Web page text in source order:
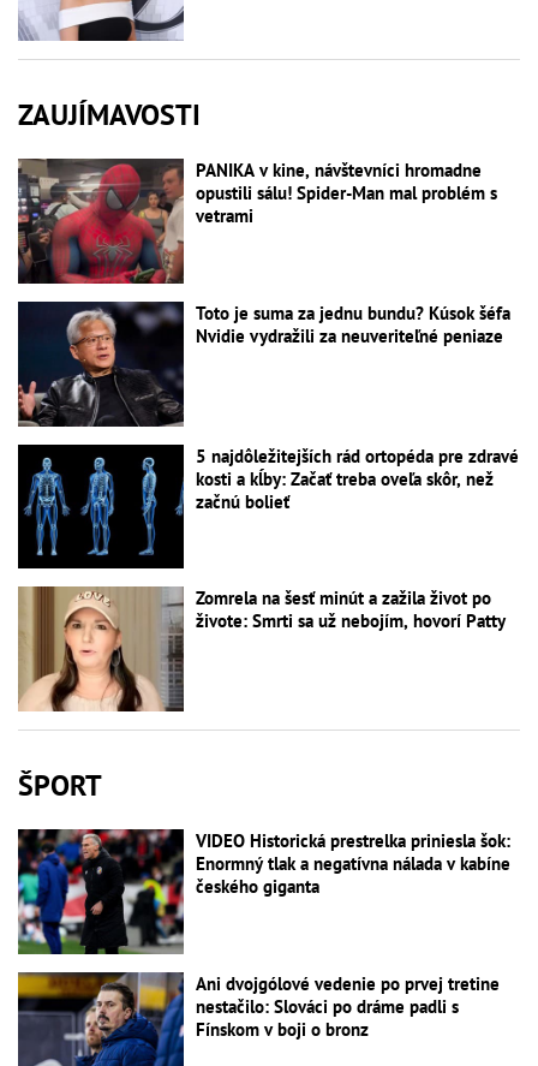
ZAUJÍMAVOSTI
PANIKA v kine, návštevníci hromadne
opustili sálu! Spider-Man mal problém s
vetrami
Toto je suma za jednu bundu? Kúsok šéfa
Nvidie vydražili za neuveriteľné peniaze
5 najdôležitejších rád ortopéda pre zdravé
kosti a kĺby: Začať treba oveľa skôr, než
začnú bolieť
Zomrela na šesť minút a zažila život po
živote: Smrti sa už nebojím, hovorí Patty
ŠPORT
VIDEO Historická prestrelka priniesla šok:
Enormný tlak a negatívna nálada v kabíne
českého giganta
Ani dvojgólové vedenie po prvej tretine
nestačilo: Slováci po dráme padli s
Fínskom v boji o bronz